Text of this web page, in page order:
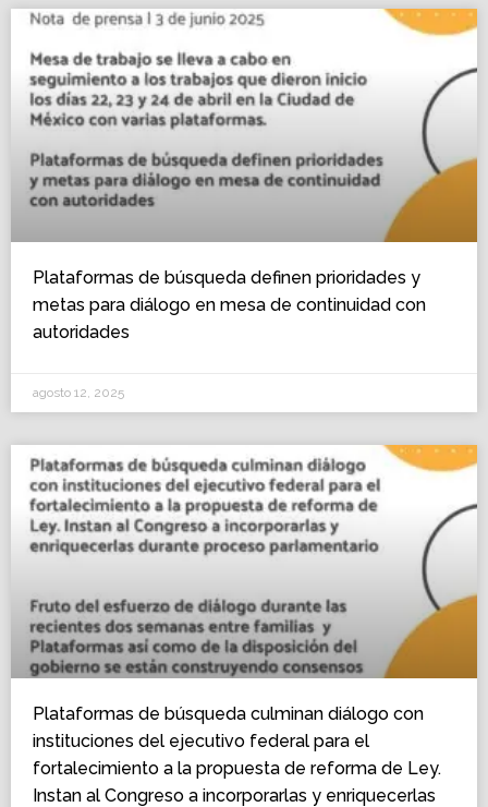
Plataformas de búsqueda definen prioridades y
metas para diálogo en mesa de continuidad con
autoridades
agosto 12, 2025
Plataformas de búsqueda culminan diálogo con
instituciones del ejecutivo federal para el
fortalecimiento a la propuesta de reforma de Ley.
Instan al Congreso a incorporarlas y enriquecerlas